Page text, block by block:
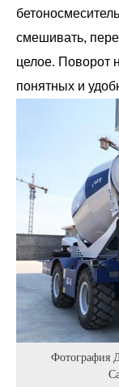
смешивать,
целое. Поворот
понятных и
Фотография